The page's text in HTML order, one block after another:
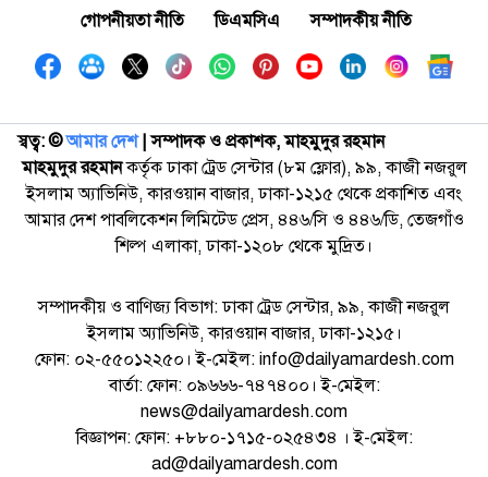
গোপনীয়তা নীতি
ডিএমসিএ সম্পাদকীয় নীতি
স্বত্ব: ©️আমার দেশ| সম্পাদক ও প্রকাশক, মাহমুদুর রহমান
মাহমুদুর রহমানকর্তৃক ঢাকা ট্রেড সেন্টার (৮ম ফ্লোর), ৯৯, কাজী নজরুল
ইসলাম অ্যাভিনিউ, কারওয়ান বাজার, ঢাকা-১২১৫ থেকে প্রকাশিত এবং
আমার দেশ পাবলিকেশন লিমিটেড প্রেস, ৪৪৬/সি ও ৪৪৬/ডি, তেজগাঁও
শিল্প এলাকা, ঢাকা-১২০৮ থেকে মুদ্রিত।
সম্পাদকীয় ও বাণিজ্য বিভাগ: ঢাকা ট্রেড সেন্টার, ৯৯, কাজী নজরুল
ইসলাম অ্যাভিনিউ, কারওয়ান বাজার, ঢাকা-১২১৫।
ফোন: ০২-৫৫০১২২৫০। ই-মেইল: info@dailyamardesh.com
বার্তা: ফোন: ০৯৬৬৬-৭৪৭৪০০। ই-মেইল:
news@dailyamardesh.com
বিজ্ঞাপন: ফোন: +৮৮০-১৭১৫-০২৫৪৩৪ । ই-মেইল:
ad@dailyamardesh.com